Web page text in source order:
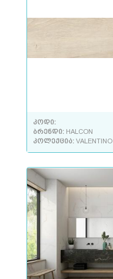
კოდი:
ბრენდი: HALCON
კოლექცია: VALENTINO